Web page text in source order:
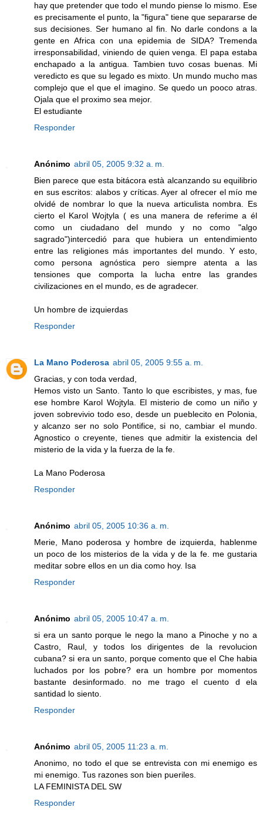
hay que pretender que todo el mundo piense lo mismo. Ese
es precisamente el punto, la "figura" tiene que separarse de
sus decisiones. Ser humano al fin. No darle condons a la
gente en Africa con una epidemia de SIDA? Tremenda
irresponsabilidad, viniendo de quien venga. El papa estaba
enchapado a la antigua. Tambien tuvo cosas buenas. Mi
veredicto es que su legado es mixto. Un mundo mucho mas
complejo que el que el imagino. Se quedo un pooco atras.
Ojala que el proximo sea mejor.
El estudiante
Responder
Anónimo abril 05, 2005 9:32 a. m.
Bien parece que esta bitácora està alcanzando su equilibrio
en sus escritos: alabos y críticas. Ayer al ofrecer el mío me
olvidé de nombrar lo que la nueva articulista nombra. Es
cierto el Karol Wojtyla ( es una manera de referime a él
como un ciudadano del mundo y no como "algo
sagrado")intercedió para que hubiera un entendimiento
entre las religiones más importantes del mundo. Y esto,
como persona agnóstica pero siempre atenta a las
tensiones que comporta la lucha entre las grandes
civilizaciones en el mundo, es de agradecer.
Un hombre de izquierdas
Responder
La Mano Poderosa abril 05, 2005 9:55 a. m.
Gracias, y con toda verdad,
Hemos visto un Santo. Tanto lo que escribistes, y mas, fue
ese hombre Karol Wojtyla. El misterio de como un niño y
joven sobrevivio todo eso, desde un pueblecito en Polonia,
y alcanzo ser no solo Pontifice, si no, cambiar el mundo.
Agnostico o creyente, tienes que admitir la existencia del
misterio de la vida y la fuerza de la fe.
La Mano Poderosa
Responder
Anónimo abril 05, 2005 10:36 a. m.
Merie, Mano poderosa y hombre de izquierda, hablenme
un poco de los misterios de la vida y de la fe. me gustaria
meditar sobre ellos en un dia como hoy. Isa
Responder
Anónimo abril 05, 2005 10:47 a. m.
si era un santo porque le nego la mano a Pinoche y no a
Castro, Raul, y todos los dirigentes de la revolucion
cubana? si era un santo, porque comento que el Che habia
luchados por los pobre? era un hombre por momentos
bastante desinformado. no me trago el cuento d ela
santidad lo siento.
Responder
Anónimo abril 05, 2005 11:23 a. m.
Anonimo, no todo el que se entrevista con mi enemigo es
mi enemigo. Tus razones son bien pueriles.
LA FEMINISTA DEL SW
Responder